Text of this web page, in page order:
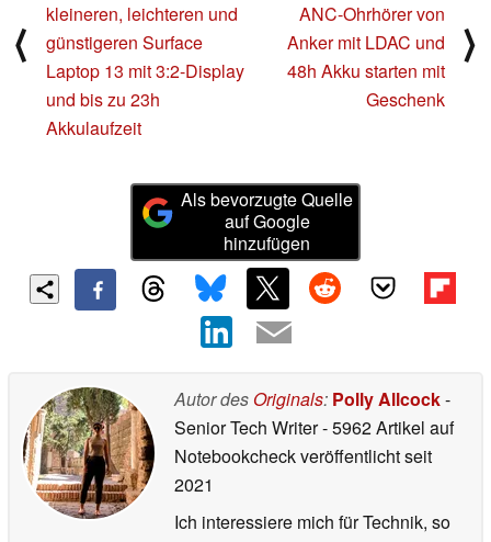
⟨
kleineren, leichteren und
günstigeren Surface
Laptop 13 mit 3:2-Display
und bis zu 23h
Akkulaufzeit
ANC-Ohrhörer von
Anker mit LDAC und
48h Akku starten mit
Geschenk
⟩
Als bevorzugte Quelle
auf Google
hinzufügen
Autor des Originals: Polly Allcock-
Senior Tech Writer- 5962 Artikel auf
Notebookcheck veröffentlichtseit
2021
Ich interessiere mich für Technik, so